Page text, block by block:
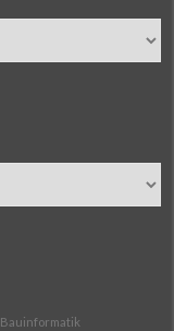
Bauinformatik